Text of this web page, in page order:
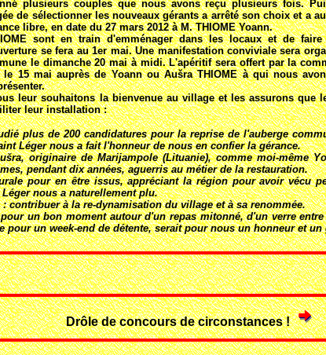
plusieurs couples que nous avons reçu plusieurs fois.
de sélectionner les nouveaux gérants a arrêté son choix et a
libre, en date du 27 mars 2012 à M. THIOME Yoann.
sont en train d'emménager dans les locaux et de
se fera au 1er mai. Une manifestation conviviale sera
le dimanche 20 mai à midi. L'apéritif sera offert par la
le 15 mai auprès de Yoann ou Aušra THIOME à qui nous
leur souhaitons la bienvenue au village et les assurons que
leur installation :
plus de 200 candidatures pour la reprise de l'auberge
Léger nous a fait l'honneur de nous en confier la gérance.
originaire de Marijampole (Lituanie), comme moi-même
pendant dix années, aguerris au métier de la restauration.
pour en être issus, appréciant la région pour avoir vécu
nous a naturellement plu.
: contribuer à la re-dynamisation du village et à sa renommée.
un bon moment autour d'un repas mitonné, d'un verre
pour un week-end de détente, serait pour nous un honneur et
Drôle de concours de circonstances !